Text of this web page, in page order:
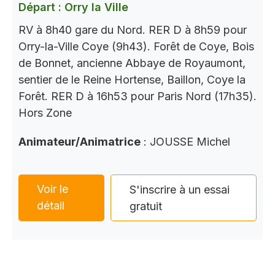
Départ : Orry la Ville
RV à 8h40 gare du Nord. RER D à 8h59 pour
Orry-la-Ville Coye (9h43). Forêt de Coye, Bois
de Bonnet, ancienne Abbaye de Royaumont,
sentier de le Reine Hortense, Baillon, Coye la
Forêt. RER D à 16h53 pour Paris Nord (17h35).
Hors Zone
Animateur/Animatrice : JOUSSE Michel
Voir le
détail
S'inscrire à un essai
gratuit